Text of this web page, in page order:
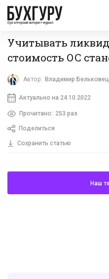
бухгалтерский интернет-журнал
Учитывать
стоимость ОС
Автор: Владимир
Актуально на 24.10.2022
Прочитано: 253 раз
Поделиться
Сохранить статью
Наш